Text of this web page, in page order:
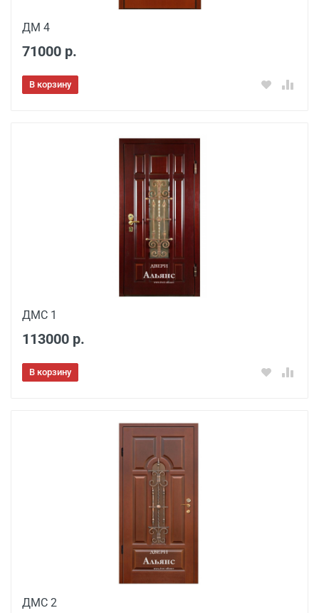
ДМ 4
71000 р.
В корзину
ДМС 1
113000 р.
В корзину
ДМС 2